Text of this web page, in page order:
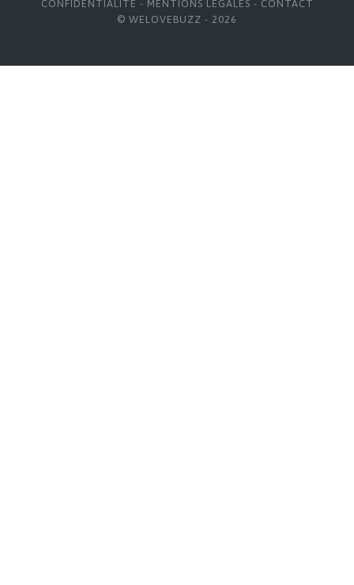
CONFIDENTIALITÉ - MENTIONS LÉGALES - CONTACT
© WELOVEBUZZ - 2026